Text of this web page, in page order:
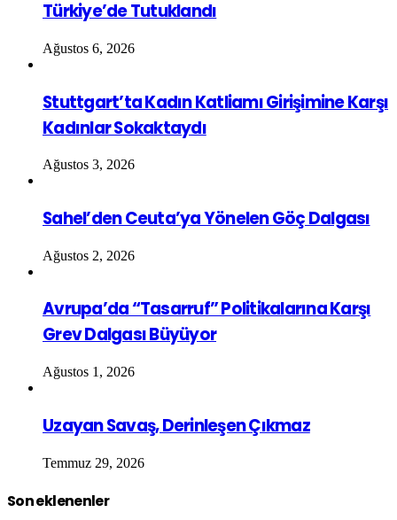
Türkiye’de Tutuklandı
Ağustos 6, 2026
Stuttgart’ta Kadın Katliamı Girişimine Karşı
Kadınlar Sokaktaydı
Ağustos 3, 2026
Sahel’den Ceuta’ya Yönelen Göç Dalgası
Ağustos 2, 2026
Avrupa’da “Tasarruf” Politikalarına Karşı
Grev Dalgası Büyüyor
Ağustos 1, 2026
Uzayan Savaş, Derinleşen Çıkmaz
Temmuz 29, 2026
Son eklenenler